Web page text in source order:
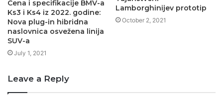
Cena i specifikacije BMV-a
Ks3 i Ks4 iz 2022. godine:
Nova plug-in hibridna
naslovnica osvežena linija
SUV-a
July 1, 2021
Lamborghinijev prototip
October 2, 2021
Leave a Reply